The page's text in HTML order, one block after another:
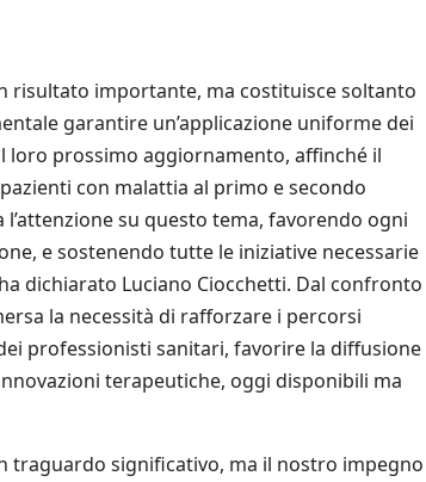
risultato importante, ma costituisce soltanto
garantire un’applicazione uniforme dei
loro prossimo aggiornamento, affinché il
con malattia al primo e secondo
su questo tema, favorendo ogni
e sostenendo tutte le iniziative necessarie
dichiarato Luciano Ciocchetti. Dal confronto
la necessità di rafforzare i percorsi
professionisti sanitari, favorire la diffusione
terapeutiche, oggi disponibili ma
traguardo significativo, ma il nostro impegno